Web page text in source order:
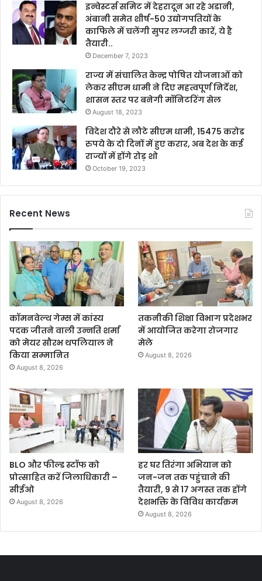
इन्वेस्टर्स समिट में देहरादून आ रहे अडानी,
अंबानी समेत शीर्ष-50 उद्योगपतियों के
काफिले में चलेंगी सुपर लग्जरी कारें, ये है
तैयारी..
December 7, 2023
राज्य में संचालित केन्द्र पोषित योजनाओं को
लेकर सीएम धामी ने दिए महत्वपूर्ण निर्देश,
शासन स्तर पर बनेगी मॉनिटरिंग सेल
August 18, 2023
विदेश दौरे से लौटे सीएम धामी, 15475 करोड
रुपये के दो दिनों में हुए करार, अब देश के कई
राज्यों में होंगे रोड़ शो
October 19, 2023
Recent News
कॉमनवेल्थ गेम्स में कांस्य
पदक जीतने वाली उन्नति शर्मा
को मेयर सौरभ थपलियाल ने
किया सम्मानित
August 8, 2026
तकनीकी शिक्षा विभाग प्रदेशभर
में आयोजित करेगा रोजगार
मेले
August 8, 2026
BLO और फील्ड स्टॉफ को
प्रोत्साहित करें जिलाधिकारी –
सीईओ
August 8, 2026
हर घर तिरंगा अभियान को
जन-जन तक पहुंचाने की
तैयारी, 9 से 17 अगस्त तक होंगे
देशभक्ति के विविध कार्यक्रम
August 8, 2026